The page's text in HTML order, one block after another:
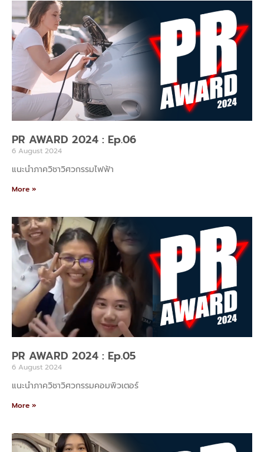
PR AWARD 2024 : Ep.06
6 August 2024
แนะนำภาควิชาวิศวกรรมไฟฟ้า
More »
PR AWARD 2024 : Ep.05
6 August 2024
แนะนำภาควิชาวิศวกรรมคอมพิวเตอร์
More »